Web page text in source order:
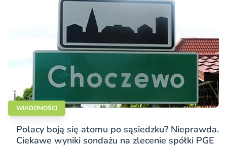
WIADOMOŚCI
Polacy boją się atomu po sąsiedzku? Nieprawda.
Ciekawe wyniki sondażu na zlecenie spółki PGE